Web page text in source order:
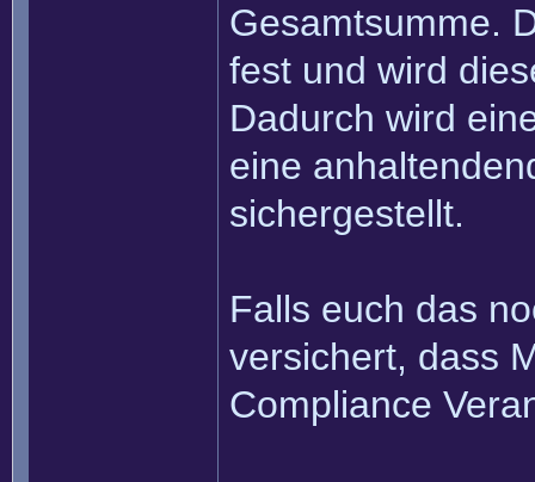
Gesamtsumme.
fest und wird
Dadurch wird
eine
sichergestellt.
Falls euch das
versichert, dass
Compliance